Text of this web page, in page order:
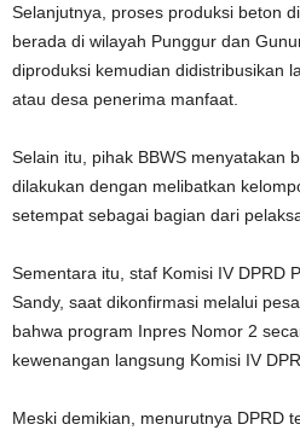
Selanjutnya, proses produksi beton
berada di wilayah Punggur dan
diproduksi kemudian didistribusikan
atau desa penerima manfaat.
Selain itu, pihak BBWS menyatakan
dilakukan dengan melibatkan
setempat sebagai bagian dari
Sementara itu, staf Komisi IV DPRD
Sandy, saat dikonfirmasi melalui
bahwa program Inpres Nomor 2
kewenangan langsung Komisi IV
Meski demikian, menurutnya DPRD